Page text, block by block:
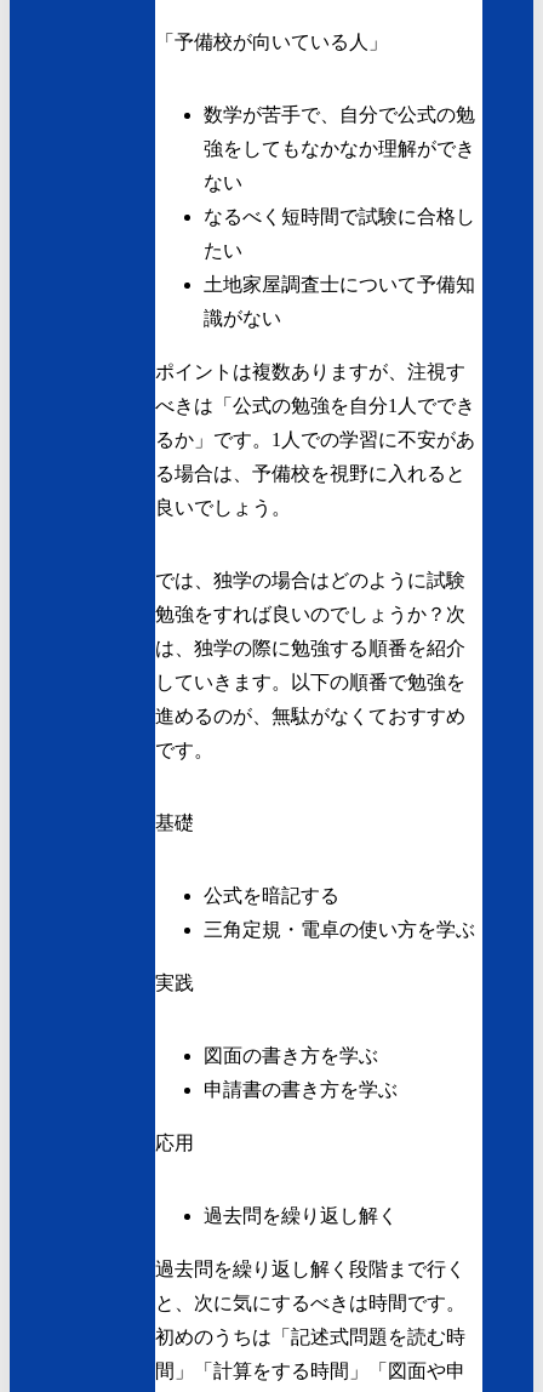
「予備校が向いている人」
数学が苦手で、自分で公式の勉
強をしてもなかなか理解ができ
ない
なるべく短時間で試験に合格し
たい
土地家屋調査士について予備知
識がない
ポイントは複数ありますが、注視す
べきは「公式の勉強を自分1人ででき
るか」です。1人での学習に不安があ
る場合は、予備校を視野に入れると
良いでしょう。
では、独学の場合はどのように試験
勉強をすれば良いのでしょうか？次
は、独学の際に勉強する順番を紹介
していきます。以下の順番で勉強を
進めるのが、無駄がなくておすすめ
です。
基礎
公式を暗記する
三角定規・電卓の使い方を学ぶ
実践
図面の書き方を学ぶ
申請書の書き方を学ぶ
応用
過去問を繰り返し解く
過去問を繰り返し解く段階まで行く
と、次に気にするべきは時間です。
初めのうちは「記述式問題を読む時
間」「計算をする時間」「図面や申